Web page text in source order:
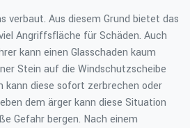
verbaut. Aus diesem Grund bietet das
Angriffsfläche für Schäden. Auch
kann einen Glasschaden kaum
Stein auf die Windschutzscheibe
kann diese sofort zerbrechen oder
dem ärger kann diese Situation
Gefahr bergen. Nach einem